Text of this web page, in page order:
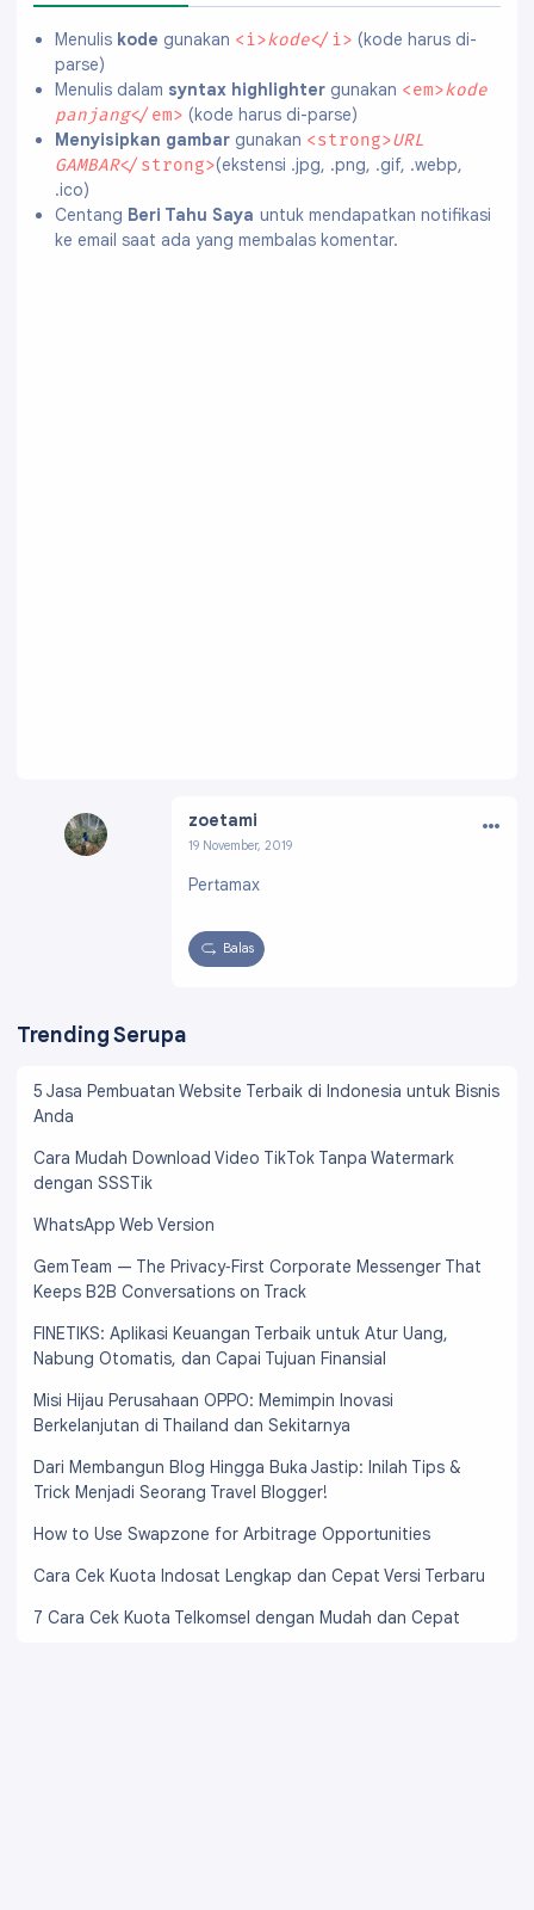
Menulis kode gunakan <i>kode</i> (kode harus di-
parse)
Menulis dalam syntax highlightergunakan <em>kode
panjang</em> (kode harus di-parse)
Menyisipkan gambargunakan <strong>URL
GAMBAR</strong>(ekstensi .jpg, .png, .gif, .webp,
.ico)
Centang Beri Tahu Saya untuk mendapatkan notifikasi
ke email saat ada yang membalas komentar.
zoetami
19 November, 2019
341516839172495
…
Pertamax
Balas
Trending Serupa
5 Jasa Pembuatan Website Terbaik di Indonesia untuk Bisnis
Anda
Cara Mudah Download Video TikTok Tanpa Watermark
dengan SSSTik
WhatsApp Web Version
Gem Team — The Privacy‑First Corporate Messenger That
Keeps B2B Conversations on Track
FINETIKS: Aplikasi Keuangan Terbaik untuk Atur Uang,
Nabung Otomatis, dan Capai Tujuan Finansial
Misi Hijau Perusahaan OPPO: Memimpin Inovasi
Berkelanjutan di Thailand dan Sekitarnya
Dari Membangun Blog Hingga Buka Jastip: Inilah Tips &
Trick Menjadi Seorang Travel Blogger!
How to Use Swapzone for Arbitrage Opportunities
Cara Cek Kuota Indosat Lengkap dan Cepat Versi Terbaru
7 Cara Cek Kuota Telkomsel dengan Mudah dan Cepat